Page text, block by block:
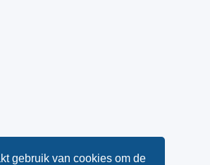
gebruik van cookies om de